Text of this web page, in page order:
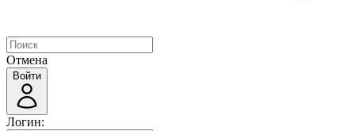
Отмена
Войти
Логин: